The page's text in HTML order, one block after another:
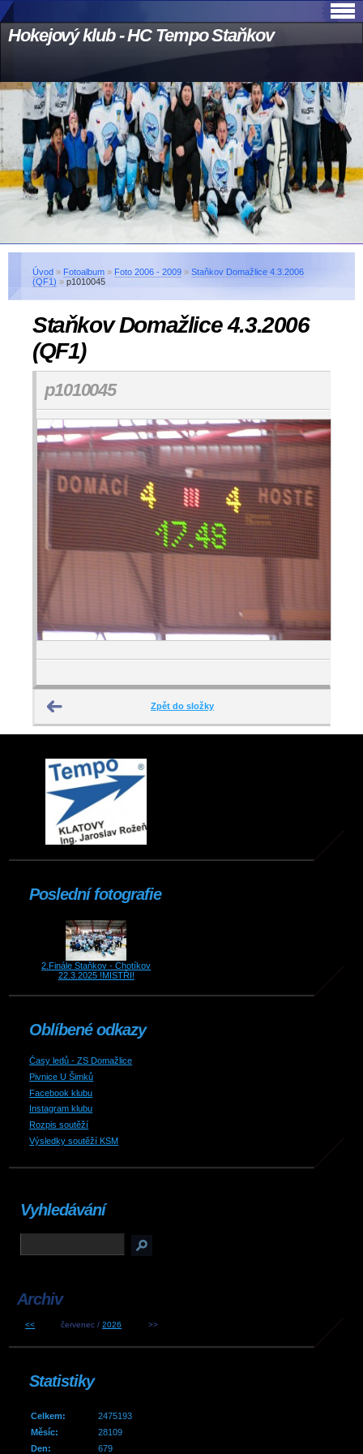
Hokejový klub - HC Tempo Staňkov
Úvod » Fotoalbum » Foto 2006 - 2009 » Staňkov Domažlice 4.3.2006
(QF1) » p1010045
Staňkov Domažlice 4.3.2006
(QF1)
p1010045
Zpět do složky
Poslední fotografie
2.Finále Staňkov - Chotíkov
22.3.2025 !MISTŘI!
Oblíbené odkazy
Časy ledů - ZS Domažlice
Pivnice U Šimků
Facebook klubu
Instagram klubu
Rozpis soutěží
Výsledky soutěží KSM
Vyhledávání
Archiv
<< červenec /2026 >>
Statistiky
Celkem:
2475193
Měsíc:
28109
Den:
679